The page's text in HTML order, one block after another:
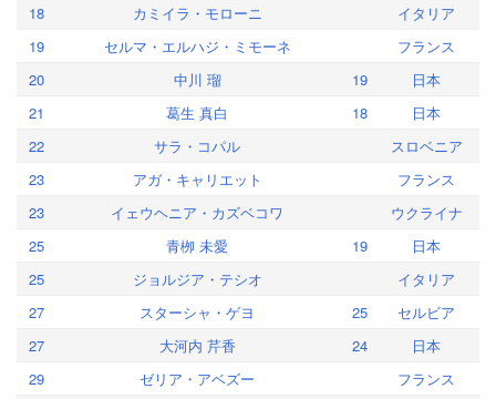
18
カミイラ・モローニ
イタリア
19
セルマ・エルハジ・ミモーネ
フランス
20
中川 瑠 19
日本
21
葛生 真白 18
日本
22
サラ・コパル
スロベニア
23
アガ・キャリエット
フランス
23
イェウヘニア・カズベコワ
ウクライナ
25
青栁 未愛 19
日本
25
ジョルジア・テシオ
イタリア
27
スターシャ・ゲヨ 25
セルビア
27
大河内 芹香 24
日本
29
ゼリア・アベズー
フランス